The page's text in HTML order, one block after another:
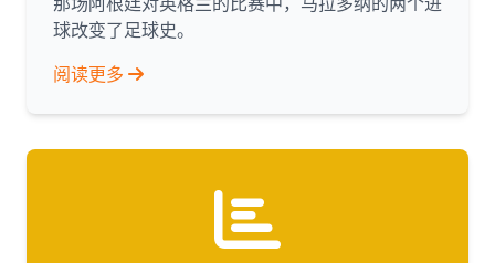
球改变了足球史。
阅读更多